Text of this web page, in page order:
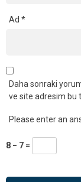
Ad *
Daha sonraki
ve site adresim bu
Please enter an
8 − 7 =